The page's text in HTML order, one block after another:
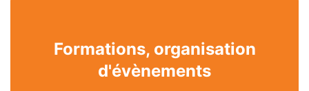
Formations, organisation
d'évènements